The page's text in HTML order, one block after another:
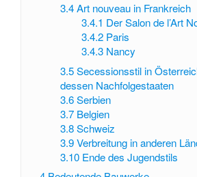
3.4 Art nouveau in Frankreich
3.4.1 Der Salon de l’Art
3.4.2 Paris
3.4.3 Nancy
3.5 Secessionsstil in
dessen Nachfolgestaaten
3.6 Serbien
3.7 Belgien
3.8 Schweiz
3.9 Verbreitung in anderen
3.10 Ende des Jugendstils